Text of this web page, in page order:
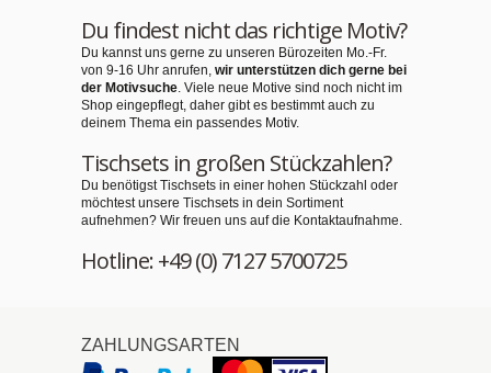
Du findest nicht das richtige Motiv?
Du kannst uns gerne zu unseren Bürozeiten Mo.-Fr.
von 9-16 Uhr anrufen, wir unterstützen dich gerne bei
der Motivsuche. Viele neue Motive sind noch nicht im
Shop eingepflegt, daher gibt es bestimmt auch zu
deinem Thema ein passendes Motiv.
Tischsets in großen Stückzahlen?
Du benötigst Tischsets in einer hohen Stückzahl oder
möchtest unsere Tischsets in dein Sortiment
aufnehmen? Wir freuen uns auf die Kontaktaufnahme.
Hotline: +49 (0) 7127 5700725
ZAHLUNGSARTEN